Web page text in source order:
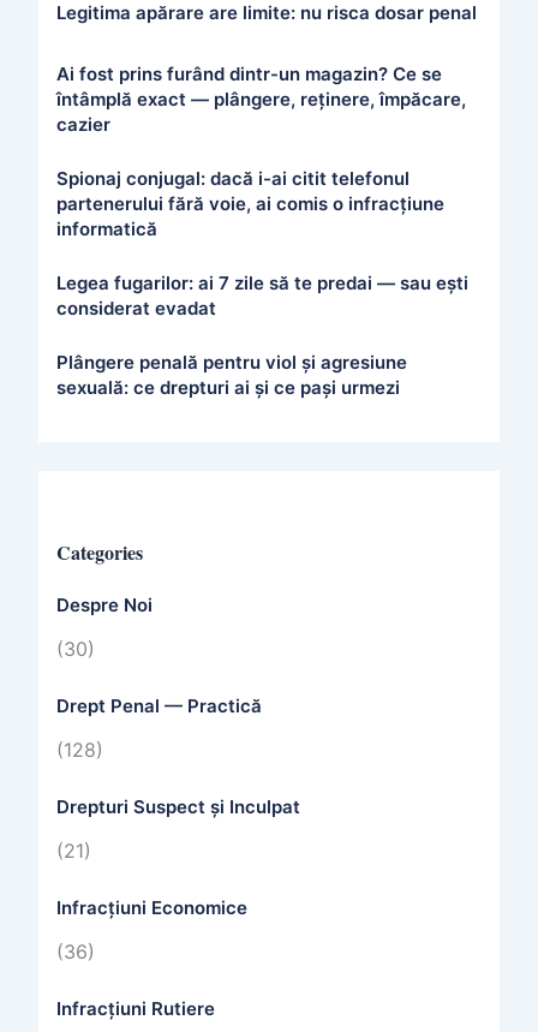
Legitima apărare are limite: nu risca dosar penal
Ai fost prins furând dintr-un magazin? Ce se
întâmplă exact — plângere, reținere, împăcare,
cazier
Spionaj conjugal: dacă i-ai citit telefonul
partenerului fără voie, ai comis o infracțiune
informatică
Legea fugarilor: ai 7 zile să te predai — sau ești
considerat evadat
Plângere penală pentru viol și agresiune
sexuală: ce drepturi ai și ce pași urmezi
Categories
Despre Noi
(30)
Drept Penal — Practică
(128)
Drepturi Suspect și Inculpat
(21)
Infracțiuni Economice
(36)
Infracțiuni Rutiere